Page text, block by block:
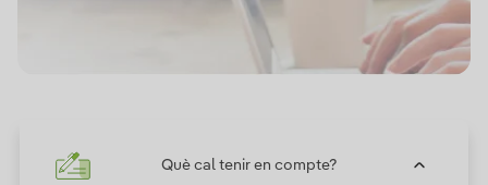
Què cal tenir en compte?